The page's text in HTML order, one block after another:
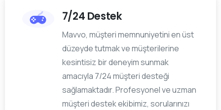
7/24 Destek
Mavvo, müşteri memnuniyetini en üst
düzeyde tutmak ve müşterilerine
kesintisiz bir deneyim sunmak
amacıyla 7/24 müşteri desteği
sağlamaktadır. Profesyonel ve uzman
müşteri destek ekibimiz, sorularınızı